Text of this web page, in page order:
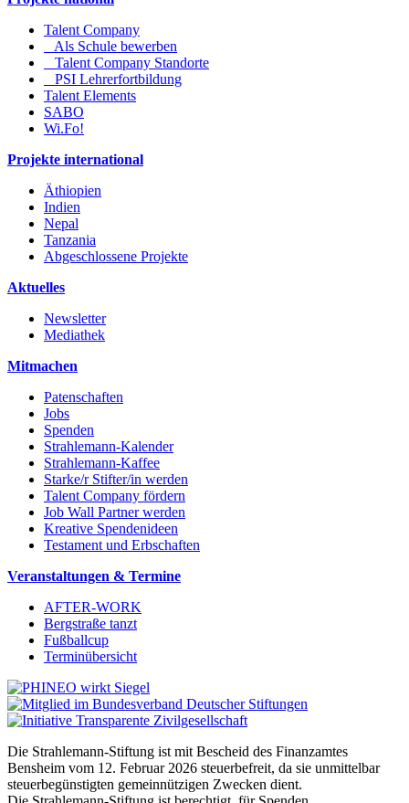
Talent Company
Als Schule bewerben
Talent Company Standorte
PSI Lehrerfortbildung
Talent Elements
SABO
Wi.Fo!
Projekte international
Äthiopien
Indien
Nepal
Tanzania
Abgeschlossene Projekte
Aktuelles
Newsletter
Mediathek
Mitmachen
Patenschaften
Jobs
Spenden
Strahlemann-Kalender
Strahlemann-Kaffee
Starke/r Stifter/in werden
Talent Company fördern
Job Wall Partner werden
Kreative Spendenideen
Testament und Erbschaften
Veranstaltungen & Termine
AFTER-WORK
Bergstraße tanzt
Fußballcup
Terminübersicht
Die Strahlemann-Stiftung ist mit Bescheid des Finanzamtes
Bensheim vom 12. Februar 2026 steuerbefreit, da sie unmittelbar
steuerbegünstigten gemeinnützigen Zwecken dient.